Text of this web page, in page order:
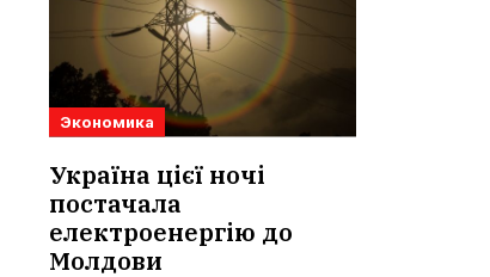
Экономика
Україна цієї ночі
постачала
електроенергію до
Молдови